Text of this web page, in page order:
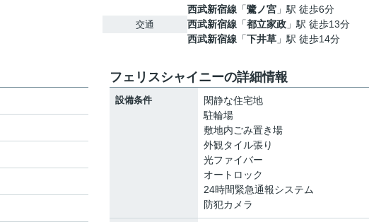
交通
西武新宿線 「鷺ノ宮 」駅 徒歩6分
西武新宿線 「都立家政 」駅 徒歩13分
西武新宿線 「下井草 」駅 徒歩14分
フェリスシャイニーの詳細情報
設備条件
閑静な住宅地
駐輪場
敷地内ごみ置き場
外観タイル張り
光ファイバー
オートロック
24時間緊急通報システム
防犯カメラ